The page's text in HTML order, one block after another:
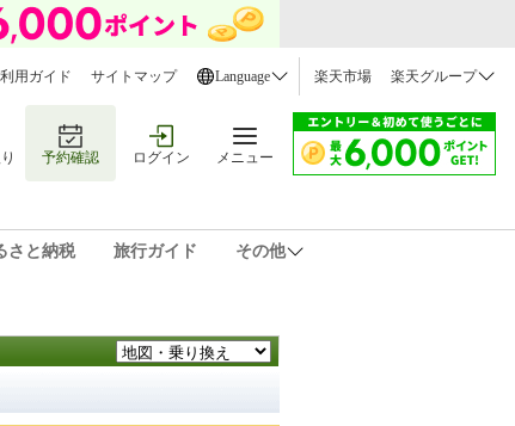
用ガイド サイトマップ Language 楽天市場 楽天グループ
予約確認 ログイン メニュー
さと納税 旅行ガイド その他